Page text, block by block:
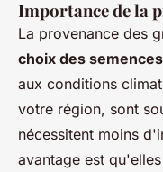
Importance de la
La provenance des
choix des semences
aux conditions
votre région, sont
nécessitent moins
avantage est